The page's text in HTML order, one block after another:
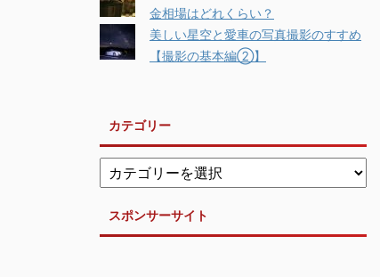
金相場はどれくらい？
美しい星空と愛車の写真撮影のすすめ
【撮影の基本編②】
カテゴリー
スポンサーサイト